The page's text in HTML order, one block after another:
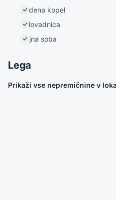
Ledena kopel
Telovadnica
Sejna soba
Lega
Prikaži vse nepremičnine v